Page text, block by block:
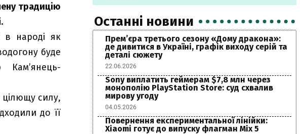
традицію
в народі як
буде
Кам’янець-
цілющу силу,
до її
Останні новини
Прем’єра третього сезону «Дому дракона»:
де дивитися в Україні, графік виходу серій та
деталі сюжету
22.06.2026
Sony виплатить геймерам $7,8 млн через
монополію PlayStation Store: суд схвалив
мирову угоду
04.05.2026
Повернення експериментальної лінійки:
Xiaomi готує до випуску флагман Mix 5